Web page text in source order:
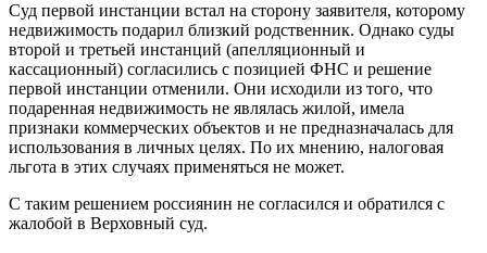
Суд первой инстанции встал на сторону заявителя, которому
недвижимость подарил близкий родственник. Однако суды
второй и третьей инстанций (апелляционный и
кассационный) согласились с позицией ФНС и решение
первой инстанции отменили. Они исходили из того, что
подаренная недвижимость не являлась жилой, имела
признаки коммерческих объектов и не предназначалась для
использования в личных целях. По их мнению, налоговая
льгота в этих случаях применяться не может.
С таким решением россиянин не согласился и обратился с
жалобой в Верховный суд.